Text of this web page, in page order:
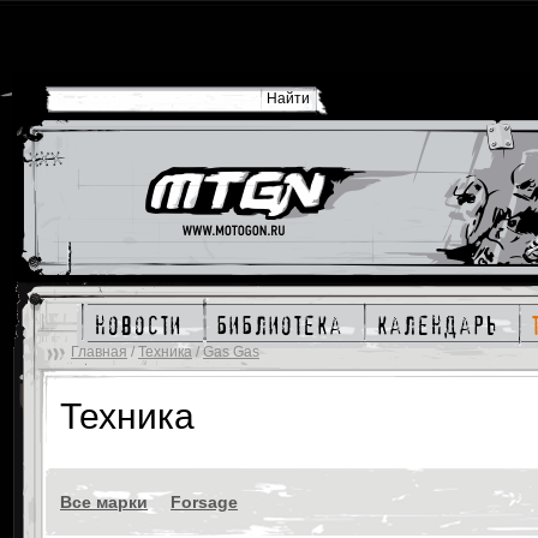
новости библиотека календарь
Главная /Техника /Gas Gas
Техника
Все марки Forsage